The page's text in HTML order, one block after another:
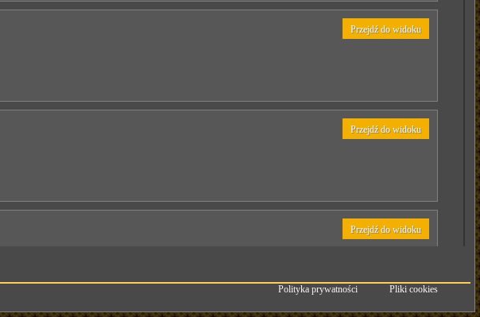
Przejdź do widoku
Przejdź do widoku
Przejdź do widoku
Polityka prywatności Pliki cookies